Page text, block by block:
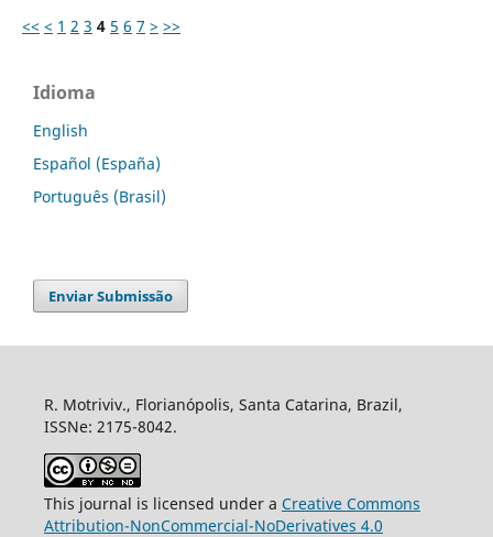
<< < 1 2 3 4 5 6 7 > >>
Idioma
English
Español (España)
Português (Brasil)
Enviar Submissão
R. Motriviv., Florianópolis, Santa Catarina, Brazil,
ISSNe: 2175-8042.
This journal is licensed under a Creative Commons
Attribution-NonCommercial-NoDerivatives 4.0